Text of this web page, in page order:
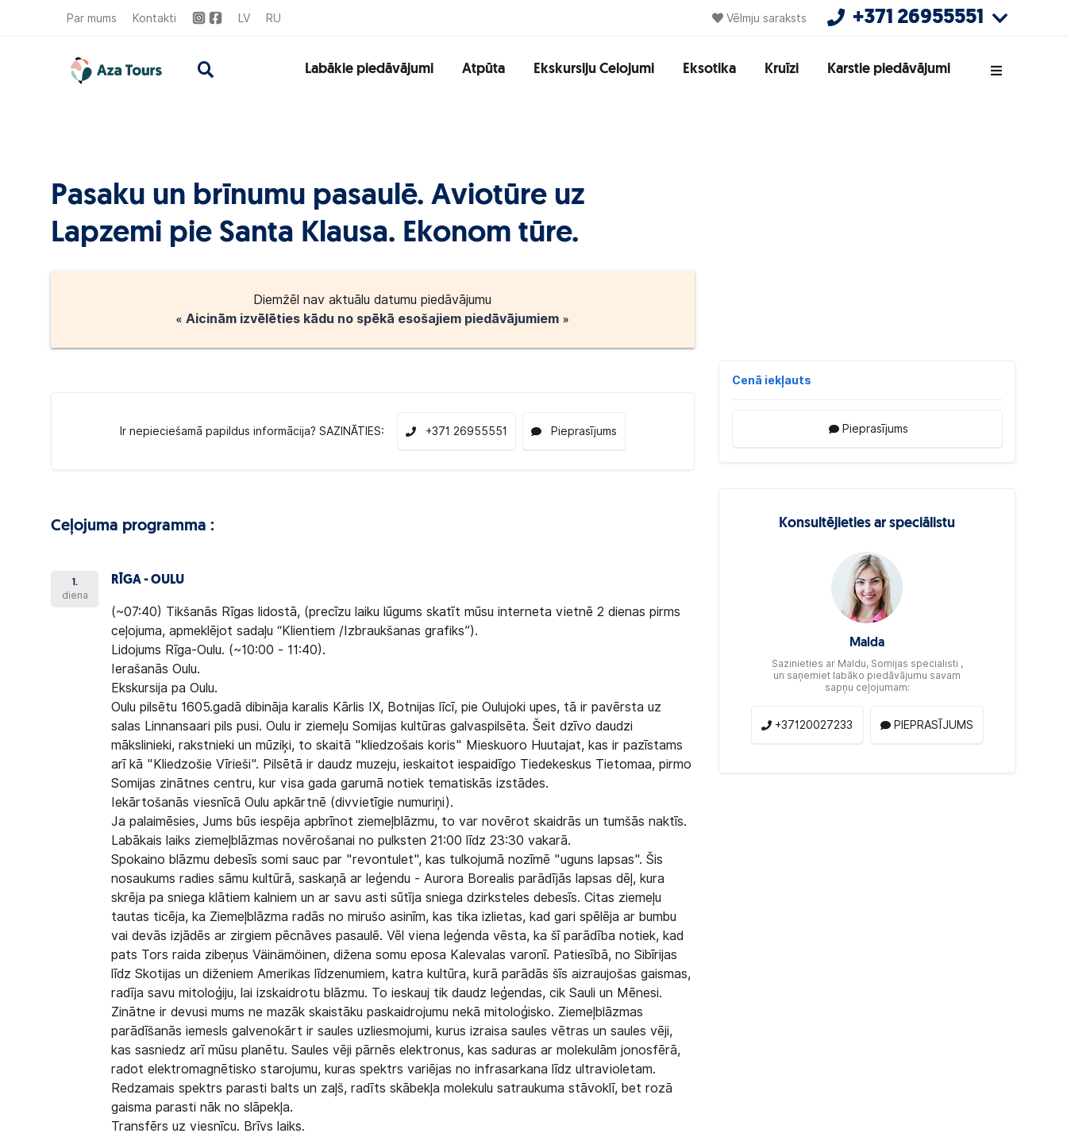
Par mums Kontakti LV RU Vēlmju saraksts +371 26955551
Labākie piedāvājumi Atpūta Ekskursiju Celojumi Eksotika Kruīzi Karstie piedāvājumi
Pasaku un brīnumu pasaulē. Aviotūre uz
Lapzemi pie Santa Klausa. Ekonom tūre.
Diemžēl nav aktuālu datumu piedāvājumu
« Aicinām izvēlēties kādu no spēkā esošajiem piedāvājumiem »
Ir nepieciešamā papildus informācija? SAZINĀTIES: +371 26955551 Pieprasījums
Ceļojuma programma :
1.
diena
RĪGA - OULU
(~07:40) Tikšanās Rīgas lidostā, (precīzu laiku lūgums skatīt mūsu interneta vietnē 2 dienas pirms
ceļojuma, apmeklējot sadaļu “Klientiem /Izbraukšanas grafiks”).
Lidojums Rīga-Oulu. (~10:00 - 11:40).
Ierašanās Oulu.
Ekskursija pa Oulu.
Oulu pilsētu 1605.gadā dibināja karalis Kārlis IX, Botnijas līcī, pie Oulujoki upes, tā ir pavērsta uz
salas Linnansaari pils pusi. Oulu ir ziemeļu Somijas kultūras galvaspilsēta. Šeit dzīvo daudzi
mākslinieki, rakstnieki un mūziķi, to skaitā "kliedzošais koris" Mieskuoro Huutajat, kas ir pazīstams
arī kā "Kliedzošie Vīrieši". Pilsētā ir daudz muzeju, ieskaitot iespaidīgo Tiedekeskus Tietomaa, pirmo
Somijas zinātnes centru, kur visa gada garumā notiek tematiskās izstādes.
Iekārtošanās viesnīcā Oulu apkārtnē (divvietīgie numuriņi).
Ja palaimēsies, Jums būs iespēja apbrīnot ziemeļblāzmu, to var novērot skaidrās un tumšās naktīs.
Labākais laiks ziemeļblāzmas novērošanai no pulksten 21:00 līdz 23:30 vakarā.
Spokaino blāzmu debesīs somi sauc par "revontulet", kas tulkojumā nozīmē "uguns lapsas". Šis
nosaukums radies sāmu kultūrā, saskaņā ar leģendu - Aurora Borealis parādījās lapsas dēļ, kura
skrēja pa sniega klātiem kalniem un ar savu asti sūtīja sniega dzirksteles debesīs. Citas ziemeļu
tautas ticēja, ka Ziemeļblāzma radās no mirušo asinīm, kas tika izlietas, kad gari spēlēja ar bumbu
vai devās izjādēs ar zirgiem pēcnāves pasaulē. Vēl viena leģenda vēsta, ka šī parādība notiek, kad
pats Tors raida zibeņus Väinämöinen, dižena somu eposa Kalevalas varonī. Patiesībā, no Sibīrijas
līdz Skotijas un diženiem Amerikas līdzenumiem, katra kultūra, kurā parādās šīs aizraujošas gaismas,
radīja savu mitoloģiju, lai izskaidrotu blāzmu. To ieskauj tik daudz leģendas, cik Sauli un Mēnesi.
Zinātne ir devusi mums ne mazāk skaistāku paskaidrojumu nekā mitoloģisko. Ziemeļblāzmas
parādīšanās iemesls galvenokārt ir saules uzliesmojumi, kurus izraisa saules vētras un saules vēji,
kas sasniedz arī mūsu planētu. Saules vēji pārnēs elektronus, kas saduras ar molekulām jonosfērā,
radot elektromagnētisko starojumu, kuras spektrs variējas no infrasarkana līdz ultravioletam.
Redzamais spektrs parasti balts un zaļš, radīts skābekļa molekulu satraukuma stāvoklī, bet rozā
gaisma parasti nāk no slāpekļa.
Transfērs uz viesnīcu. Brīvs laiks.
Cenā iekļauts
Pieprasījums
Konsultējieties ar speciālistu
Malda
Sazinieties ar Maldu, Somijas specialisti ,
un saņemiet labāko piedāvājumu savam
sapņu ceļojumam:
+37120027233 PIEPRASĪJUMS